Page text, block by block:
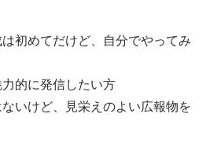
初めてだけど、自分でやってみ
的に発信したい方
いけど、見栄えのよい広報物を